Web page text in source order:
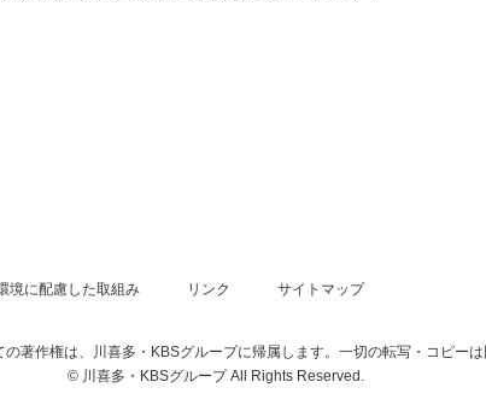
境に配慮した取組み リンク サイトマップ
著作権は、川喜多・KBSグループに帰属します。一切の転写・コピーは
© 川喜多・KBSグループ All Rights Reserved.